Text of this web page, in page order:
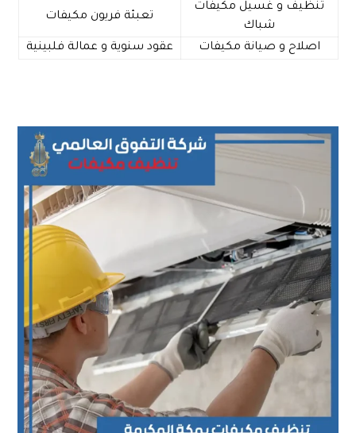
تنظيف و غسيل مكيفات
شباك
تعبئة فريون مكيفات
اصلاح و صيانة مكيفات عقود سنوية و عمالة فلبينية